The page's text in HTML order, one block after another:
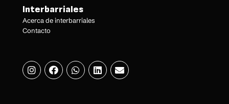
Interbarriales
Acerca de interbarriales
Contacto